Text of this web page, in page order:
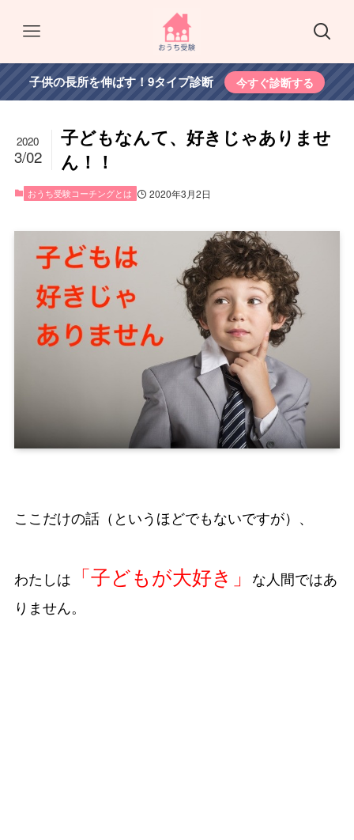
子供の長所を伸ばす！9タイプ診断 今すぐ診断する
子どもなんて、好きじゃありませ
ん！！
2020
3/02
おうち受験コーチングとは 2020年3月2日
ここだけの話（というほどでもないですが）、
わたしは 「子どもが大好き」
な人間ではあ
りません。